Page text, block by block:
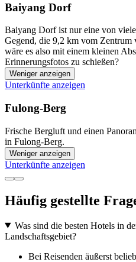
Baiyang Dorf
Baiyang Dorf ist nur eine von
Gegend, die 9,2 km vom
wäre es also mit einem kleinen
Erinnerungsfotos zu schießen?
Weniger anzeigen
Unterkünfte anzeigen
Fulong-Berg
Frische Bergluft und einen
in Fulong-Berg.
Weniger anzeigen
Unterkünfte anzeigen
Häufig gestellte
Was sind die besten Hotels in
Landschaftsgebiet?
Bei Reisenden äußerst